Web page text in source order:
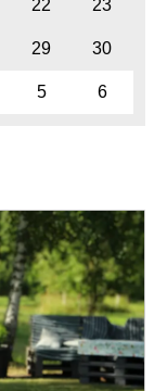
22 23
29 30
5 6